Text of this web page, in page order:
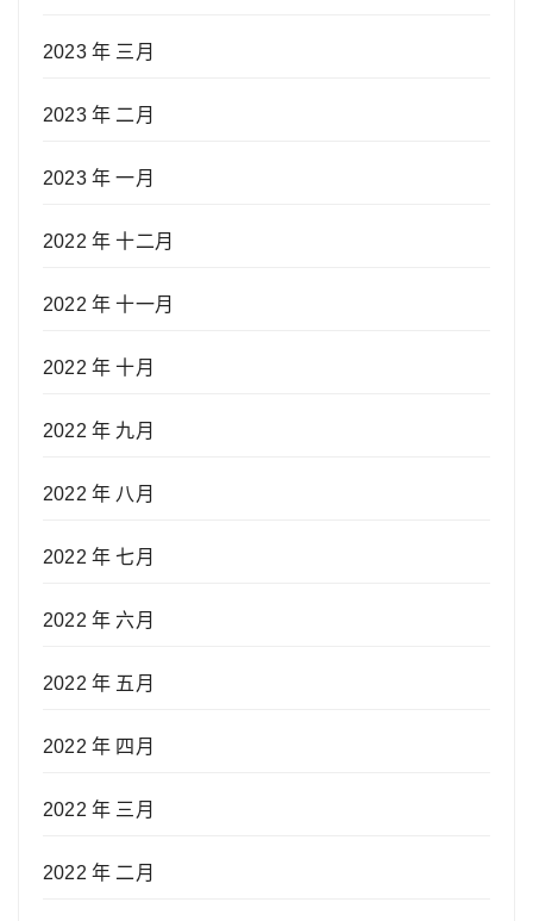
2023 年 三月
2023 年 二月
2023 年 一月
2022 年 十二月
2022 年 十一月
2022 年 十月
2022 年 九月
2022 年 八月
2022 年 七月
2022 年 六月
2022 年 五月
2022 年 四月
2022 年 三月
2022 年 二月